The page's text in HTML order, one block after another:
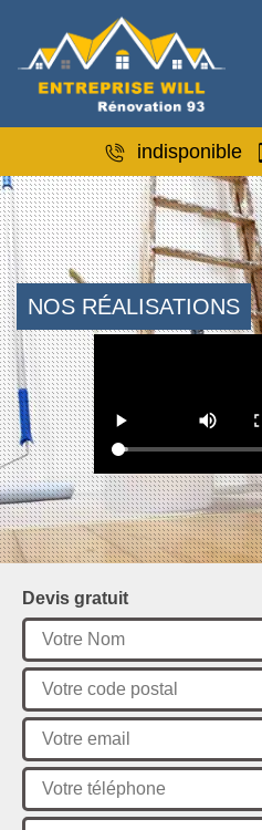
indisponible
NOS RÉALISATIONS
Devis gratuit